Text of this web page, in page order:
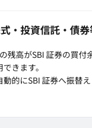
・投資信託・債券
残高がSBI 証券の買付
きます。
的にSBI 証券へ振替